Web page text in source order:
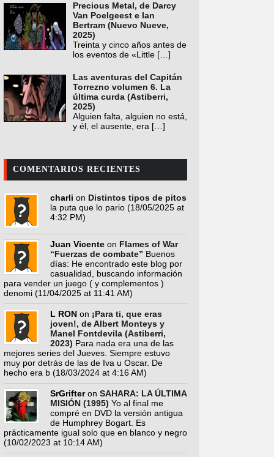
Precious Metal, de Darcy
Van Poelgeest e Ian
Bertram (Nuevo Nueve,
2025)
Treinta y cinco años antes de
los eventos de «Little […]
Las aventuras del Capitán
Torrezno volumen 6. La
última curda (Astiberri,
2025)
Alguien falta, alguien no está,
y él, el ausente, era […]
COMENTARIOS RECIENTES
charli on Distintos tipos de pitos
la puta que lo pario (18/05/2025 at
4:32 PM)
Juan Vicente on Flames of War
“Fuerzas de combate” Buenos
días: He encontrado este blog por
casualidad, buscando información
para vender un juego ( y complementos )
denomi (11/04/2025 at 11:41 AM)
L RON on ¡Para ti, que eras
joven!, de Albert Monteys y
Manel Fontdevila (Astiberri,
2023) Para nada era una de las
mejores series del Jueves. Siempre estuvo
muy por detrás de las de Iva u Oscar. De
hecho era b (18/03/2024 at 4:16 AM)
SrGrifteron SAHARA: LA ÚLTIMA
MISIÓN (1995) Yo al final me
compré en DVD la versión antigua
de Humphrey Bogart. Es
prácticamente igual solo que en blanco y negro
(10/02/2023 at 10:14 AM)